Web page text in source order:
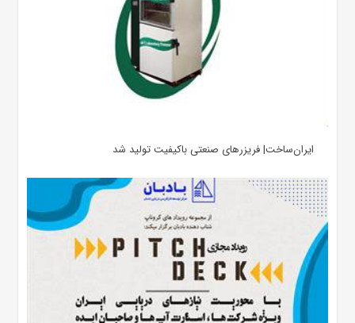
ایران‌ساخت| فریزرهای صنعتی باکیفیت تولید شد